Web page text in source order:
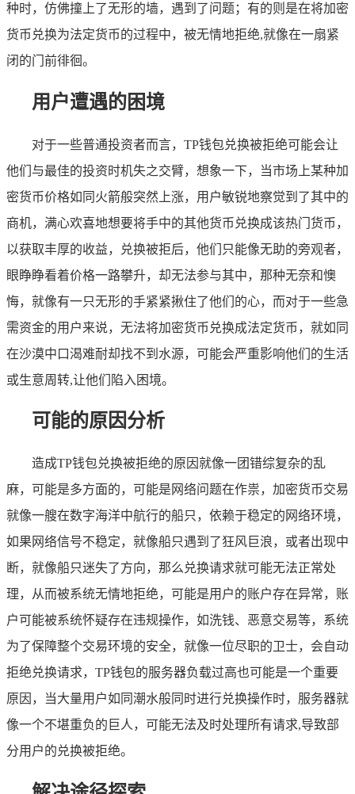
种时，仿佛撞上了无形的墙，遇到了问题；有的则是在将加密
货币兑换为法定货币的过程中，被无情地拒绝,就像在一扇紧
闭的门前徘徊。
用户遭遇的困境
对于一些普通投资者而言，TP钱包兑换被拒绝可能会让
他们与最佳的投资时机失之交臂，想象一下，当市场上某种加
密货币价格如同火箭般突然上涨，用户敏锐地察觉到了其中的
商机，满心欢喜地想要将手中的其他货币兑换成该热门货币，
以获取丰厚的收益，兑换被拒后，他们只能像无助的旁观者，
眼睁睁看着价格一路攀升，却无法参与其中，那种无奈和懊
悔，就像有一只无形的手紧紧揪住了他们的心，而对于一些急
需资金的用户来说，无法将加密货币兑换成法定货币，就如同
在沙漠中口渴难耐却找不到水源，可能会严重影响他们的生活
或生意周转,让他们陷入困境。
可能的原因分析
造成TP钱包兑换被拒绝的原因就像一团错综复杂的乱
麻，可能是多方面的，可能是网络问题在作祟，加密货币交易
就像一艘在数字海洋中航行的船只，依赖于稳定的网络环境，
如果网络信号不稳定，就像船只遇到了狂风巨浪，或者出现中
断，就像船只迷失了方向，那么兑换请求就可能无法正常处
理，从而被系统无情地拒绝，可能是用户的账户存在异常，账
户可能被系统怀疑存在违规操作，如洗钱、恶意交易等，系统
为了保障整个交易环境的安全，就像一位尽职的卫士，会自动
拒绝兑换请求，TP钱包的服务器负载过高也可能是一个重要
原因，当大量用户如同潮水般同时进行兑换操作时，服务器就
像一个不堪重负的巨人，可能无法及时处理所有请求,导致部
分用户的兑换被拒绝。